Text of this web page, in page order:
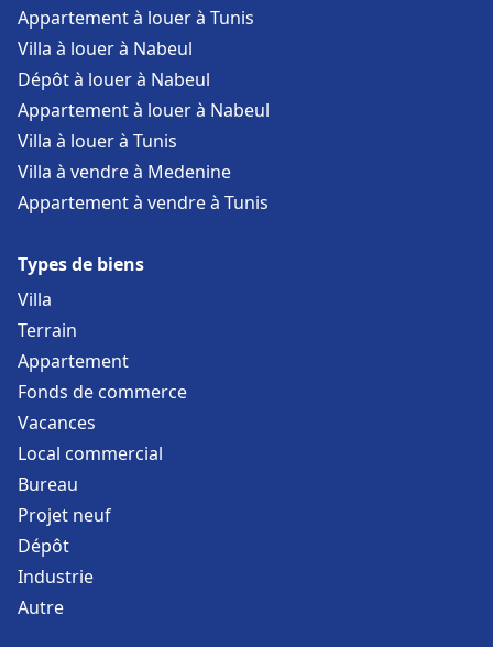
Appartement à louer à Tunis
Villa à louer à Nabeul
Dépôt à louer à Nabeul
Appartement à louer à Nabeul
Villa à louer à Tunis
Villa à vendre à Medenine
Appartement à vendre à Tunis
Types de biens
Villa
Terrain
Appartement
Fonds de commerce
Vacances
Local commercial
Bureau
Projet neuf
Dépôt
Industrie
Autre